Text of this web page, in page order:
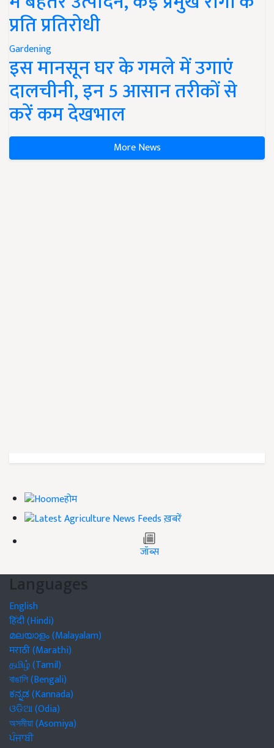
प्रति प्रतिरोधी
Gardening
इस मानसून घर के गमले में उगाएं
दालचीनी, इन 5 आसान तरीकों से
करें कम देखभाल
More News
होम
ख़बरें
जॉब्स
Languages
English
हिंदी (Hindi)
മലയാളം (Malayalam)
मराठी (Marathi)
தமிழ் (Tamil)
বাঙালি (Bengali)
ಕನ್ನಡ (Kannada)
ଓଡିଆ (Odia)
অসমীয়া (Asomiya)
ਪੰਜਾਬੀ